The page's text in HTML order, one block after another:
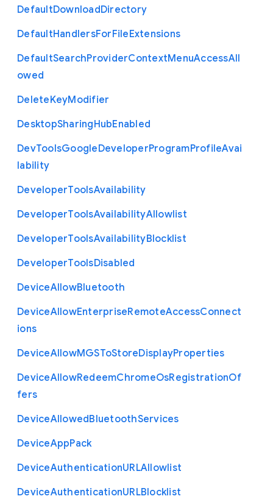
DefaultDownloadDirectory
DefaultHandlersForFileExtensions
DefaultSearchProviderContextMenuAccessAll
owed
DeleteKeyModifier
DesktopSharingHubEnabled
DevToolsGoogleDeveloperProgramProfileAvai
lability
DeveloperToolsAvailability
DeveloperToolsAvailabilityAllowlist
DeveloperToolsAvailabilityBlocklist
DeveloperToolsDisabled
DeviceAllowBluetooth
DeviceAllowEnterpriseRemoteAccessConnect
ions
DeviceAllowMGSToStoreDisplayProperties
DeviceAllowRedeemChromeOsRegistrationOf
fers
DeviceAllowedBluetoothServices
DeviceAppPack
DeviceAuthenticationURLAllowlist
DeviceAuthenticationURLBlocklist